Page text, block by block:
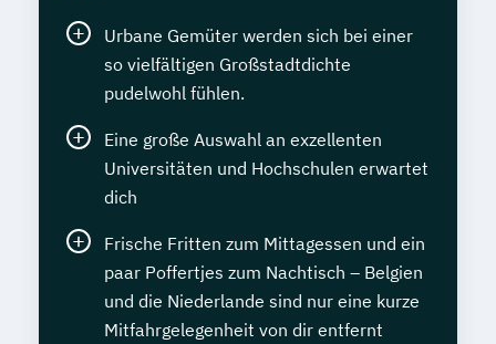
Urbane Gemüter werden sich bei einer
so vielfältigen Großstadtdichte
pudelwohl fühlen.
Eine große Auswahl an exzellenten
Universitäten und Hochschulen erwartet
dich
Frische Fritten zum Mittagessen und ein
paar Poffertjes zum Nachtisch – Belgien
und die Niederlande sind nur eine kurze
Mitfahrgelegenheit von dir entfernt